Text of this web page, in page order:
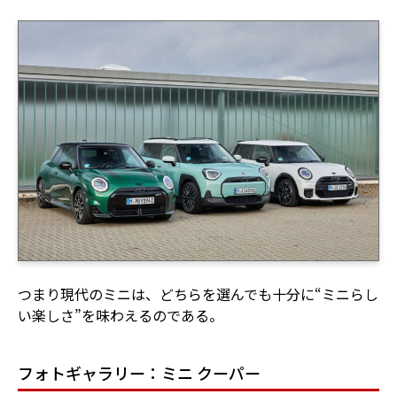
つまり現代のミニは、どちらを選んでも十分に“ミニらし
い楽しさ”を味わえるのである。
フォトギャラリー：ミニ クーパー